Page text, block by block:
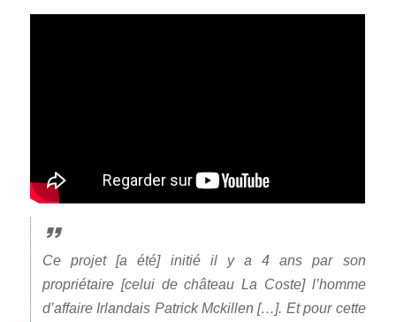
Ce projet [a été] initié il y a 4 ans par son
propriétaire [celui de château La Coste] l’homme
d’affaire Irlandais Patrick Mckillen […]. Et pour cette